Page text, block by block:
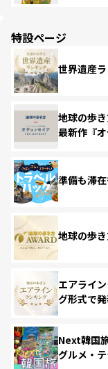
特設ページ
世界遺産
地球の歩
最新作『オ
準備も滞
地球の歩
エアライ
グ形式で
Next韓国
グルメ・